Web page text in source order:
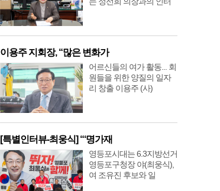
이용주 지회장, “많은 변화가
어르신들의 여가 활동... 회
원들을 위한 양질의 일자
리 창출 이용주 (사)
[특별인터뷰-최웅식] “‘명가재
영등포시대는 6.3지방선거
영등포구청장 야(최웅식),
여 조유진 후보와 일